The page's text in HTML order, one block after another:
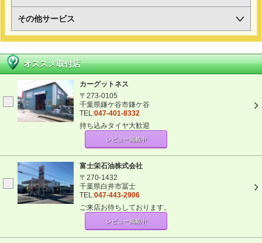
その他サービス
オススメ取付店
カーグットネス
〒273-0105
千葉県鎌ケ谷市鎌ケ谷
TEL:047-401-8332
持ち込みタイヤ大歓迎
レビュー掲載中
富士栄石油株式会社
〒270-1432
千葉県白井市冨士
TEL:047-443-2906
ご来店お待ちしております。
レビュー掲載中